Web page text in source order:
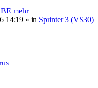
mehr
14:19 » in Sprinter 3 (VS30)